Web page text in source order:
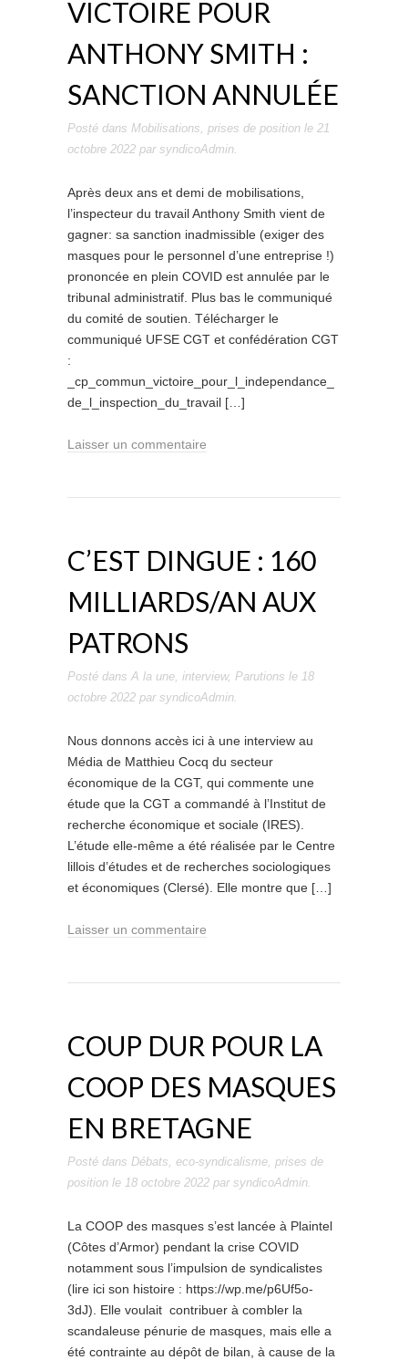
VICTOIRE POUR
ANTHONY SMITH :
SANCTION ANNULÉE
Posté dans Mobilisations, prises de position le 21
octobre 2022 par syndicoAdmin.
Après deux ans et demi de mobilisations,
l’inspecteur du travail Anthony Smith vient de
gagner: sa sanction inadmissible (exiger des
masques pour le personnel d’une entreprise !)
prononcée en plein COVID est annulée par le
tribunal administratif. Plus bas le communiqué
du comité de soutien. Télécharger le
communiqué UFSE CGT et confédération CGT
:
_cp_commun_victoire_pour_l_independance_
de_l_inspection_du_travail […]
Laisser un commentaire
C’EST DINGUE : 160
MILLIARDS/AN AUX
PATRONS
Posté dans A la une, interview, Parutions le 18
octobre 2022 par syndicoAdmin.
Nous donnons accès ici à une interview au
Média de Matthieu Cocq du secteur
économique de la CGT, qui commente une
étude que la CGT a commandé à l’Institut de
recherche économique et sociale (IRES).
L’étude elle-même a été réalisée par le Centre
lillois d’études et de recherches sociologiques
et économiques (Clersé). Elle montre que […]
Laisser un commentaire
COUP DUR POUR LA
COOP DES MASQUES
EN BRETAGNE
Posté dans Débats, eco-syndicalisme, prises de
position le 18 octobre 2022 par syndicoAdmin.
La COOP des masques s’est lancée à Plaintel
(Côtes d’Armor) pendant la crise COVID
notamment sous l’impulsion de syndicalistes
(lire ici son histoire : https://wp.me/p6Uf5o-
3dJ). Elle voulait contribuer à combler la
scandaleuse pénurie de masques, mais elle a
été contrainte au dépôt de bilan, à cause de la